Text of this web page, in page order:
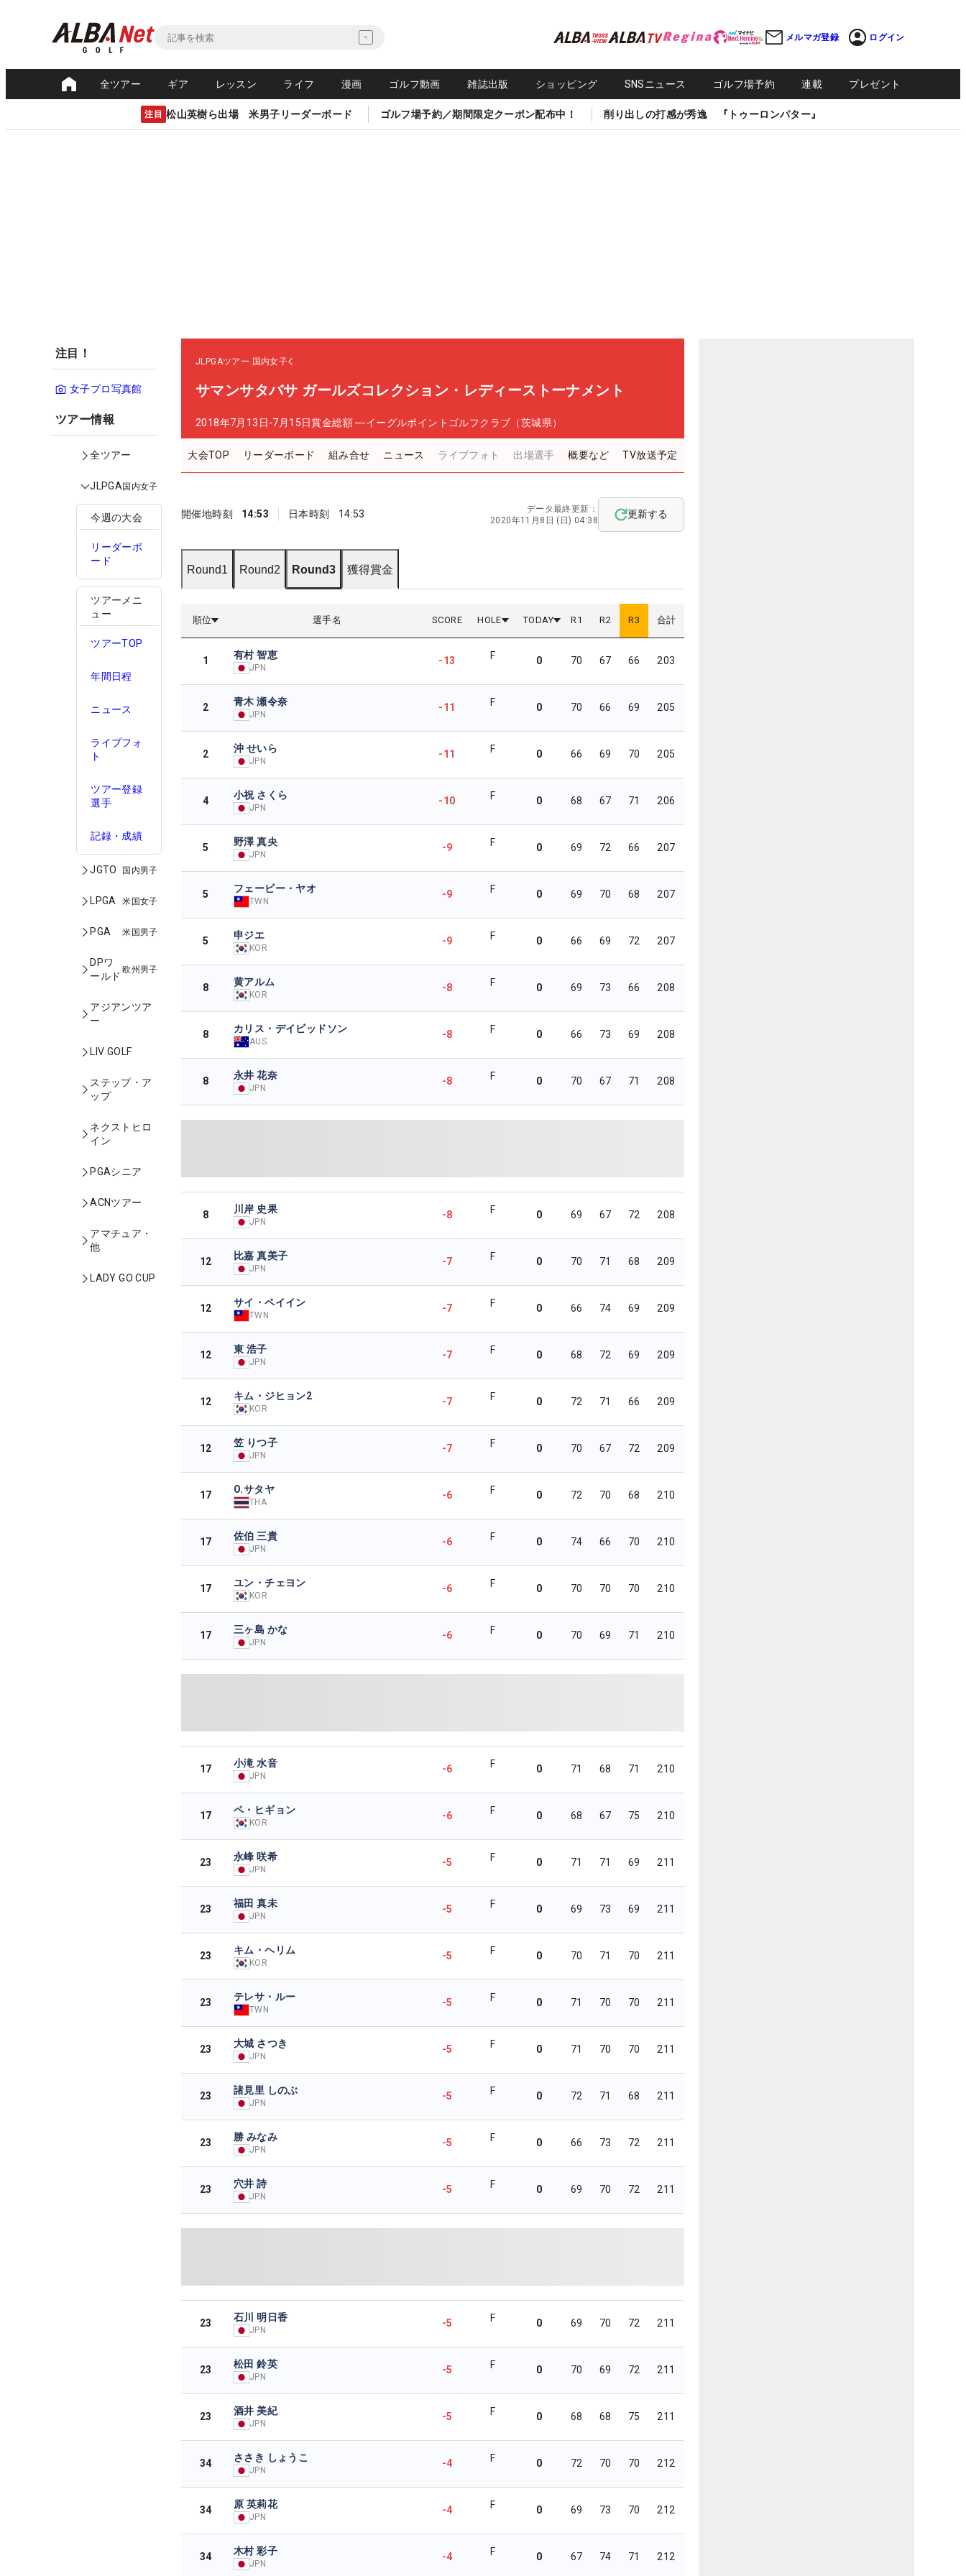
メルマガ登録 ログイン
全ツアー ギア レッスン ライフ 漫画 ゴルフ動画 雑誌出版 ショッピング SNSニュース ゴルフ場予約 連載 プレゼント
注目 松山英樹ら出場 米男子リーダーボード ゴルフ場予約／期間限定クーポン配布中！ 削り出しの打感が秀逸 『トゥーロンパター』
注目！
女子プロ写真館
ツアー情報
全ツアー
JLPGA国内女子
今週の大会
リーダーボ
ード
ツアーメニ
ュー
ツアーTOP
年間日程
ニュース
ライブフォ
ト
ツアー登録
選手
記録・成績
JGTO 国内男子
LPGA 米国女子
PGA 米国男子
DPワ
ールド
欧州男子
アジアンツア
ー
LIV GOLF
ステップ・ア
ップ
ネクストヒロ
イン
PGAシニア
ACNツアー
アマチュア・
他
LADY GO CUP
JLPGAツアー 国内女子
サマンサタバサ ガールズコレクション・レディーストーナメント
2018年7月13日-7月15日賞金総額 ―イーグルポイントゴルフクラブ（茨城県）
大会TOP リーダーボード 組み合せ ニュース ライブフォト 出場選手 概要など TV放送予定
開催地時刻 14:53 日本時刻 14:53
データ最終更新：
2020年11月8日 (日) 04:38
更新する
Round1 Round2 Round3 獲得賞金
順位 選手名 SCORE HOLE TODAY R 1 R2 R3 合計
1 有村 智恵
JPN
-13 F 0 70 67 66 203
2 青木 瀬令奈
JPN
-11 F 0 70 66 69 205
2 沖 せいら
JPN
-11 F 0 66 69 70 205
4 小祝 さくら
JPN
-10 F 0 68 67 71 206
5 野澤 真央
JPN
-9 F 0 69 72 66 207
5 フェービー・ヤオ
TWN
-9 F 0 69 70 68 207
5 申ジエ
KOR
-9 F 0 66 69 72 207
8 黄アルム
KOR
-8 F 0 69 73 66 208
8 カリス・デイビッドソン
AUS
-8 F 0 66 73 69 208
8 永井 花奈
JPN
-8 F 0 70 67 71 208
8 川岸 史果
JPN
-8 F 0 69 67 72 208
12 比嘉 真美子
JPN
-7 F 0 70 71 68 209
12 サイ・ペイイン
TWN
-7 F 0 66 74 69 209
12 東 浩子
JPN
-7 F 0 68 72 69 209
12 キム・ジヒョン2
KOR
-7 F 0 72 71 66 209
12 笠 りつ子
JPN
-7 F 0 70 67 72 209
17 O.サタヤ
THA
-6 F 0 72 70 68 210
17 佐伯 三貴
JPN
-6 F 0 74 66 70 210
17 ユン・チェヨン
KOR
-6 F 0 70 70 70 210
17 三ヶ島 かな
JPN
-6 F 0 70 69 71 210
17 小滝 水音
JPN
-6 F 0 71 68 71 210
17 ペ・ヒギョン
KOR
-6 F 0 68 67 75 210
23 永峰 咲希
JPN
-5 F 0 71 71 69 211
23 福田 真未
JPN
-5 F 0 69 73 69 211
23 キム・ヘリム
KOR
-5 F 0 70 71 70 211
23 テレサ・ルー
TWN
-5 F 0 71 70 70 211
23 大城 さつき
JPN
-5 F 0 71 70 70 211
23 諸見里 しのぶ
JPN
-5 F 0 72 71 68 211
23 勝 みなみ
JPN
-5 F 0 66 73 72 211
23 穴井 詩
JPN
-5 F 0 69 70 72 211
23 石川 明日香
JPN
-5 F 0 69 70 72 211
23 松田 鈴英
JPN
-5 F 0 70 69 72 211
23 酒井 美紀
JPN
-5 F 0 68 68 75 211
34 ささき しょうこ
JPN
-4 F 0 72 70 70 212
34 原 英莉花
JPN
-4 F 0 69 73 70 212
34 木村 彩子
JPN
-4 F 0 67 74 71 212